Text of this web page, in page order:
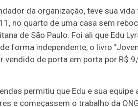
da organização, teve sua
no quarto de uma casa sem
de São Paulo. Foi ali que Edu
forma independente, o livro
vendido de porta em porta por R$
permitiu que Edu e sua
e começassem o trabalho da